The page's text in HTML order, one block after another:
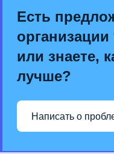
Есть
или знаете,
лучше?
Написать о